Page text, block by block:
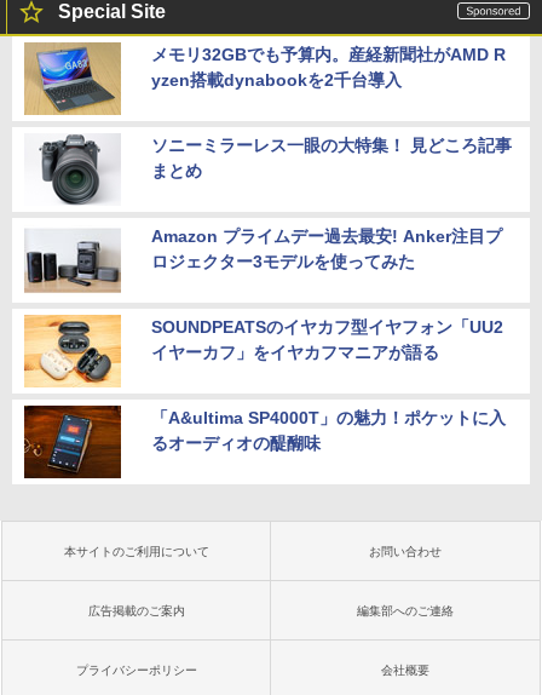
Special Site
メモリ32GBでも予算内。産経新聞社がAMD R
yzen搭載dynabookを2千台導入
ソニーミラーレス一眼の大特集！ 見どころ記事
まとめ
Amazon プライムデー過去最安! Anker注目プ
ロジェクター3モデルを使ってみた
SOUNDPEATSのイヤカフ型イヤフォン「UU2
イヤーカフ」をイヤカフマニアが語る
「A&ultima SP4000T」の魅力！ポケットに入
るオーディオの醍醐味
本サイトのご利用について お問い合わせ
広告掲載のご案内 編集部へのご連絡
プライバシーポリシー 会社概要